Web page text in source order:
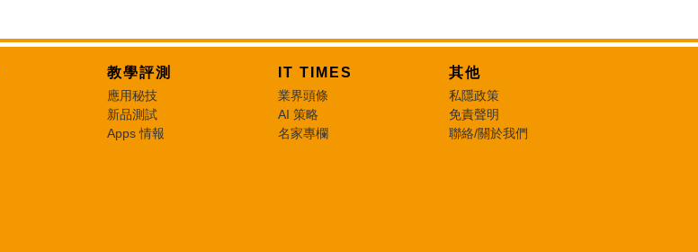
教學評測
應用秘技
新品測試
Apps 情報
IT TIMES
業界頭條
AI 策略
名家專欄
其他
私隱政策
免責聲明
聯絡/關於我們